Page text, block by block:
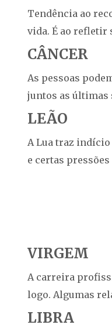
Tendência ao
vida. É ao refletir
CÂNCER
As pessoas
juntos as últimas
LEÃO
A Lua traz
e certas
VIRGEM
A carreira
logo. Algumas
LIBRA